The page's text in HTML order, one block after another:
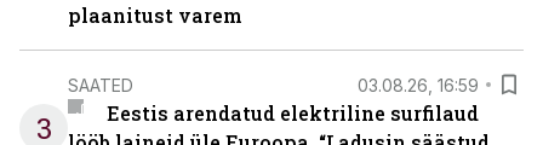
plaanitust varem
3
SAATED 03.08.26, 16:59
Eestis arendatud elektriline surfilaud